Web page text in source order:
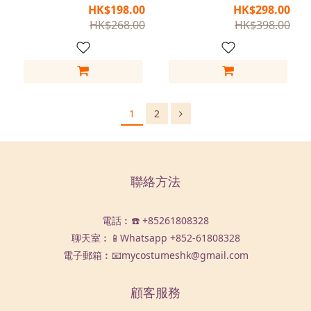
(缺少披風)
HK$198.00
HK$268.00
演 (缺少一排鈕扣)
HK$298.00
HK$398.00
1 2
聯絡方法
電話︰☎️ +85261808328
聊天室︰📱Whatsapp +852-61808328
電子郵箱︰📧mycostumeshk@gmail.com
顧客服務